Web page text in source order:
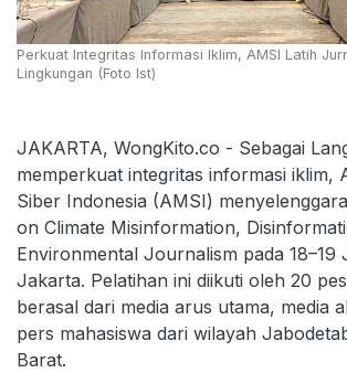
Perkuat Integritas Informasi Iklim, AMSI Latih
Lingkungan (Foto Ist)
JAKARTA, WongKito.co - Sebagai
memperkuat integritas informasi iklim,
Siber Indonesia (AMSI)
on Climate Misinformation,
Environmental Journalism pada 18–19
Jakarta. Pelatihan ini diikuti oleh 20
berasal dari media arus utama, media
pers mahasiswa dari wilayah
Barat.